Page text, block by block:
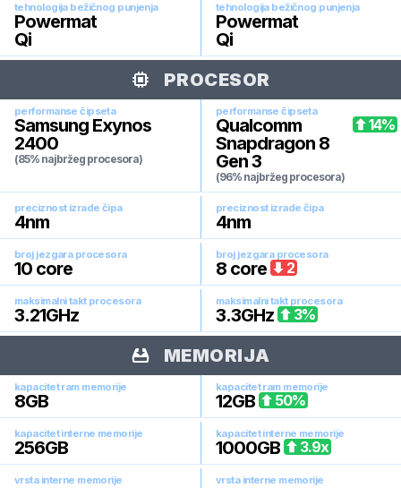
tehnologija bežičnog punjenja
Powermat
Qi
tehnologija bežičnog punjenja
Powermat
Qi
PROCESOR
performanse čipseta
Samsung Exynos
2400
(85% najbržeg procesora)
performanse čipseta
Qualcomm
Snapdragon 8
Gen 3
(96% najbržeg procesora)
14%
preciznost izrade čipa
4nm
preciznost izrade čipa
4nm
broj jezgara procesora
10 core
broj jezgara procesora
8 core 2
maksimalni takt procesora
3.21GHz
maksimalni takt procesora
3.3GHz 3%
MEMORIJA
kapacitet ram memorije
8GB
kapacitet ram memorije
12GB 50%
kapacitet interne memorije
256GB
kapacitet interne memorije
1000GB 3.9x
vrsta interne memorije vrsta interne memorije